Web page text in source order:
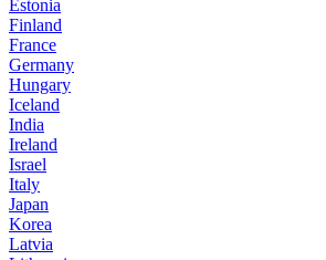
Estonia
Finland
France
Germany
Hungary
Iceland
India
Ireland
Israel
Italy
Japan
Korea
Latvia